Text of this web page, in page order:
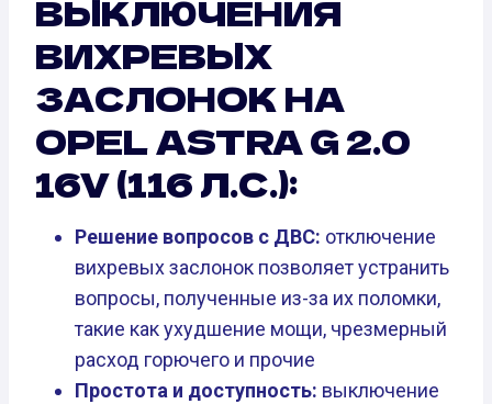
ВЫКЛЮЧЕНИЯ
ВИХРЕВЫХ
ЗАСЛОНОК НА
OPEL ASTRA G 2.0
16V (116 Л.С.):
Решение вопросов с ДВС: отключение
вихревых заслонок позволяет устранить
вопросы, полученные из-за их поломки,
такие как ухудшение мощи, чрезмерный
расход горючего и прочие
Простота и доступность: выключение